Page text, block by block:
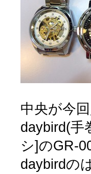
中央が今
daybird(手
シ]のGR-
daybirdの